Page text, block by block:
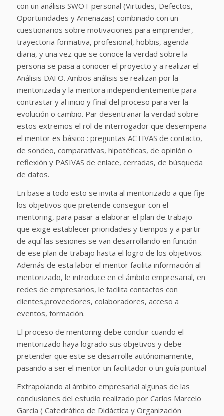
con un análisis SWOT personal (Virtudes, Defectos,
Oportunidades y Amenazas) combinado con un
cuestionarios sobre motivaciones para emprender,
trayectoria formativa, profesional, hobbis, agenda
diaria, y una vez que se conoce la verdad sobre la
persona se pasa a conocer el proyecto y a realizar el
Análisis DAFO. Ambos análisis se realizan por la
mentorizada y la mentora independientemente para
contrastar y al inicio y final del proceso para ver la
evolución o cambio. Par desentrañar la verdad sobre
estos extremos el rol de interrogador que desempeña
el mentor es básico : preguntas ACTIVAS de contacto,
de sondeo, comparativas, hipotéticas, de opinión o
reflexión y PASIVAS de enlace, cerradas, de búsqueda
de datos.
En base a todo esto se invita al mentorizado a que fije
los objetivos que pretende conseguir con el
mentoring, para pasar a elaborar el plan de trabajo
que exige establecer prioridades y tiempos y a partir
de aquí las sesiones se van desarrollando en función
de ese plan de trabajo hasta el logro de los objetivos.
Además de esta labor el mentor facilita información al
mentorizado, le introduce en el ámbito empresarial, en
redes de empresarios, le facilita contactos con
clientes,proveedores, colaboradores, acceso a
eventos, formación.
El proceso de mentoring debe concluir cuando el
mentorizado haya logrado sus objetivos y debe
pretender que este se desarrolle autónomamente,
pasando a ser el mentor un facilitador o un guía puntual
Extrapolando al ámbito empresarial algunas de las
conclusiones del estudio realizado por Carlos Marcelo
García ( Catedrático de Didáctica y Organización